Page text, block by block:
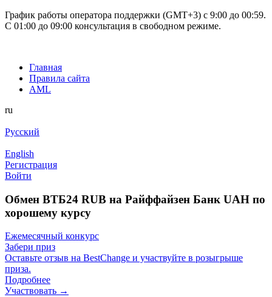
График работы оператора поддержки (GMT+3) c 9:00 до 00:59.
С 01:00 до 09:00 консультация в свободном режиме.
Главная
Правила сайта
AML
ru
Русский
English
Регистрация
Войти
Обмен ВТБ24 RUB на Райффайзен Банк UAH по
хорошему курсу
Ежемесячный конкурс
Забери приз
Оставьте отзыв на BestChange и участвуйте в розыгрыше
приза.
Подробнее
Участвовать →